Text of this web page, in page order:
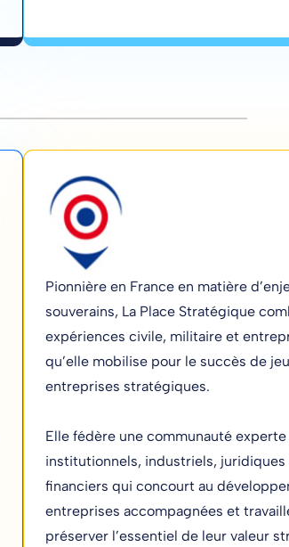
Pionnière en France en matière
souverains, La Place Stratégique
expériences civile, militaire et
qu’elle mobilise pour le succès de
entreprises stratégiques.
Elle fédère une communauté experte
institutionnels, industriels, juridiques
financiers qui concourt au
entreprises accompagnées et
préserver l’essentiel de leur valeur